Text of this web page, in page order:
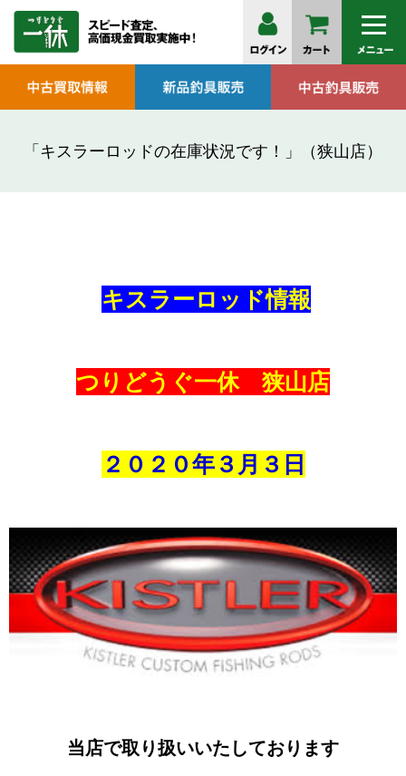
「キスラーロッドの在庫状況です！」（狭山店）
キスラーロッド情報
つりどうぐ一休 狭山店
２０２０年３ 月３ 日
当店で取り扱いいたしております